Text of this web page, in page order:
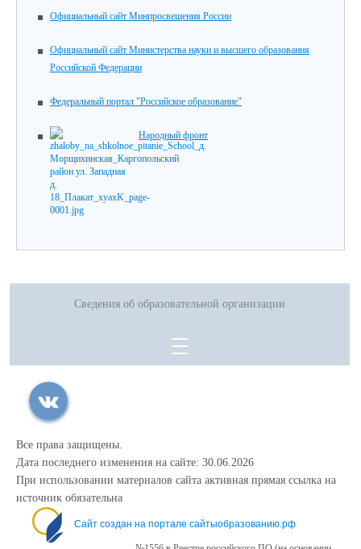
Официальный сайт Минпросвещения России
Официальный сайт Министерства науки и высшего образования
Российской Федерации
Федеральный портал "Российское образование"
Народный фронт
Сведения об образовательной организации
Все права защищены.
Дата последнего изменения на сайте: 30.06.2026
При использовании материалов сайта активная прямая ссылка на
источник обязательна
Сайт создан на портале сайтыобразованию.рф